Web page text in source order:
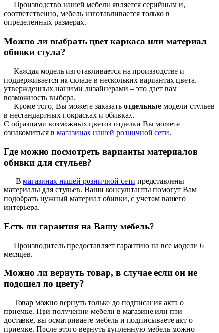
Производство нашей мебели является серийным и,
соответственно, мебель изготавливается только в
определенных размерах.
Можно ли выбрать цвет каркаса или материал
обивки стула?
Каждая модель изготавливается на производстве и
поддерживается на складе в нескольких вариантах цвета,
утвержденных нашими дизайнерами – это дает вам
возможность выбора.
Кроме того, Вы можете заказать отдельные модели стульев
в нестандартных покрасках и обивках.
С образцами возможных цветов отделки Вы можете
ознакомиться в магазинах нашей розничной сети.
Где можно посмотреть варианты материалов
обивки для стульев?
В магазинах нашей розничной сети представлены
материалы для стульев. Наши консультанты помогут Вам
подобрать нужный материал обивки, с учетом вашего
интерьера.
Есть ли гарантия на Вашу мебель?
Производитель предоставляет гарантию на все модели 6
месяцев.
Можно ли вернуть товар, в случае если он не
подошел по цвету?
Товар можно вернуть только до подписания акта о
приемке. При получении мебели в магазине или при
доставке, вы осматриваете мебель и подписываете акт о
приемке. После этого вернуть купленную мебель можно